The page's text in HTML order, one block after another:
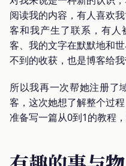
阅读我的内容，有人喜欢
客和我产生了联系，有
客、我的文字在默默地和
不到的收获，也是博客给我
所以我再一次帮她注册了
客，这次她想了解整个过
准备写一篇从0到1的教程